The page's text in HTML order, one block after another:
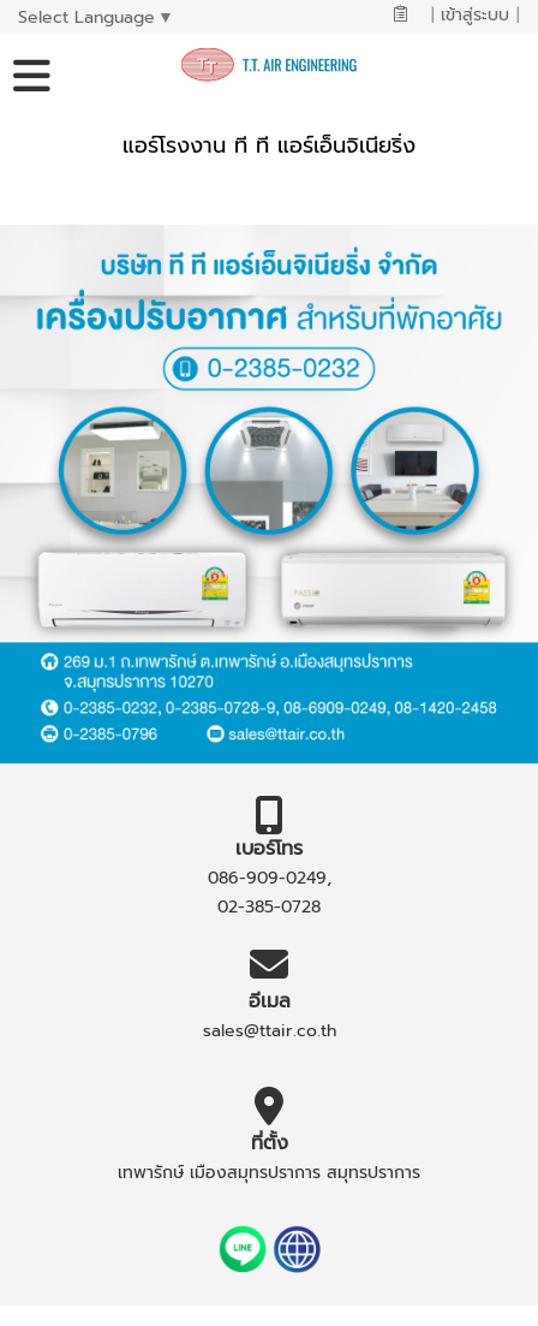
Select Language ▼ | เข้าสู่ระบบ |
แอร์โรงงาน ที ที แอร์เอ็นจิเนียริ่ง
เบอร์โทร
086-909-0249,
02-385-0728
อีเมล
sales@ttair.co.th
ที่ตั้ง
เทพารักษ์ เมืองสมุทรปราการ สมุทรปราการ